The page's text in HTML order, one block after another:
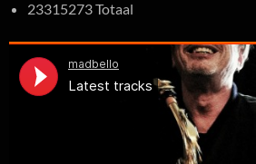
23315273 Totaal